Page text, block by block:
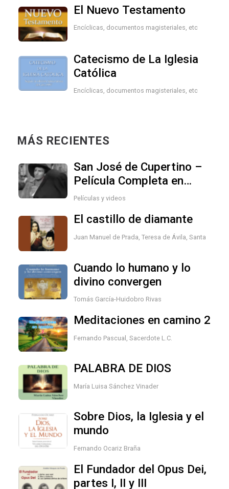
El Nuevo Testamento
Encíclicas, documentos magisteriales, etc
Catecismo de La Iglesia
Católica
Encíclicas, documentos magisteriales, etc
MÁS RECIENTES
San José de Cupertino –
Película Completa en
Español
Películas y videos
El castillo de diamante
Juan Manuel de Prada Teresa de Ávila, Santa
Cuando lo humano y lo
divino convergen
Tomás García-Huidobro Rivas
Meditaciones en camino 2
Fernando Pascual, Sacerdote L.C.
PALABRA DE DIOS
María Luisa Sánchez Vinader
Sobre Dios, la Iglesia y el
mundo
Fernando Ocariz Braña
El Fundador del Opus Dei,
partes I, II y III